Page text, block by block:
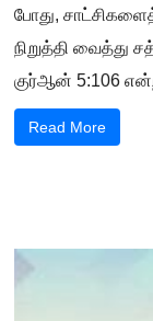
போது,
நிறுத்தி வைத்து
குர்ஆன் 5:106
Read More